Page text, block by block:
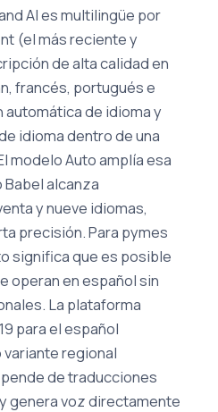
AI es multilingüe por
(el más reciente y
de alta calidad en
francés, portugués e
de idioma y
idioma dentro de una
modelo Auto amplía esa
alcanza
y nueve idiomas,
precisión. Para pymes
significa que es posible
operan en español sin
La plataforma
para el español
regional
de traducciones
genera voz directamente